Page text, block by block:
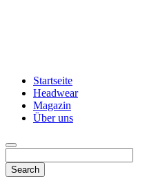
Startseite
Headwear
Magazin
Über uns